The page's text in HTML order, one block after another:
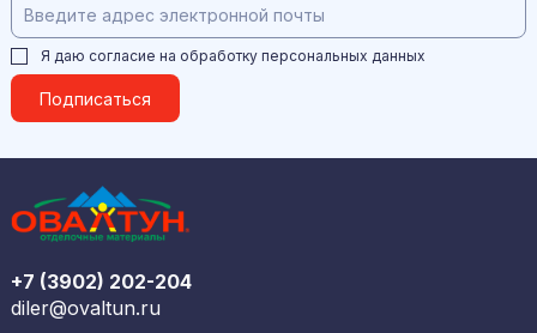
Я даю согласие на обработку персональных данных
Подписаться
+7 (3902) 202-204
diler@ovaltun.ru